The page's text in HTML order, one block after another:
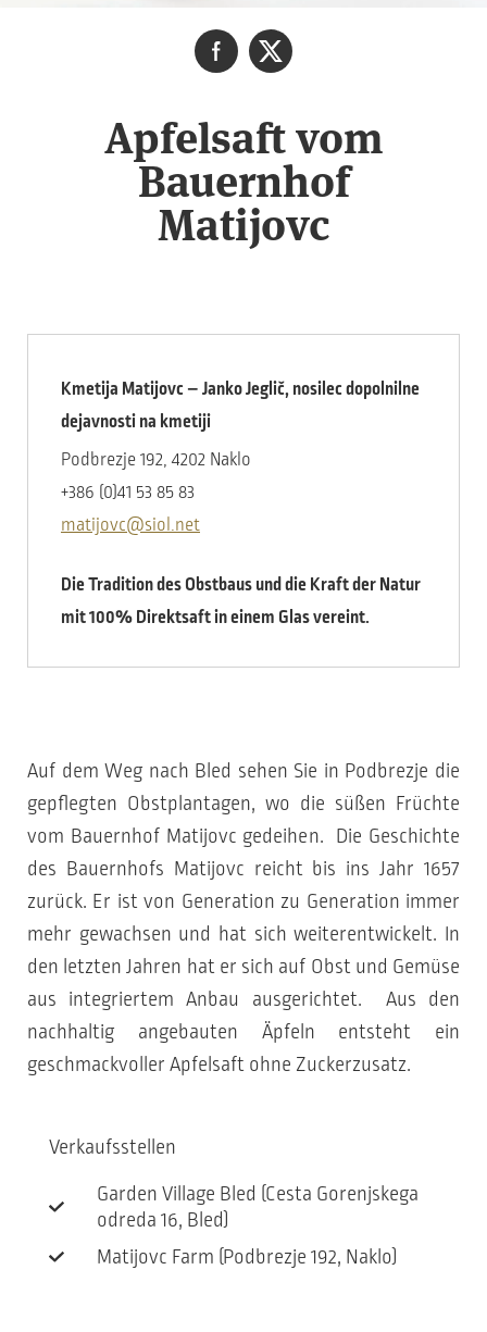
Apfelsaft vom
Bauernhof
Matijovc
Kmetija Matijovc – Janko Jeglič, nosilec dopolnilne
dejavnosti na kmetiji
Podbrezje 192, 4202 Naklo
+386 (0)41 53 85 83
matijovc@siol.net
Die Tradition des Obstbaus und die Kraft der Natur
mit 100% Direktsaft in einem Glas vereint.
Auf dem Weg nach Bled sehen Sie in Podbrezje die
gepflegten Obstplantagen, wo die süßen Früchte
vom Bauernhof Matijovc gedeihen. Die Geschichte
des Bauernhofs Matijovc reicht bis ins Jahr 1657
zurück. Er ist von Generation zu Generation immer
mehr gewachsen und hat sich weiterentwickelt. In
den letzten Jahren hat er sich auf Obst und Gemüse
aus integriertem Anbau ausgerichtet. Aus den
nachhaltig angebauten Äpfeln entsteht ein
geschmackvoller Apfelsaft ohne Zuckerzusatz.
Verkaufsstellen
Garden Village Bled (Cesta Gorenjskega
odreda 16, Bled)
Matijovc Farm (Podbrezje 192, Naklo)